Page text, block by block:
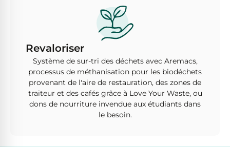
Revaloriser
Système de sur-tri des déchets avec Aremacs,
processus de méthanisation pour les biodéchets
provenant de l'aire de restauration, des zones de
traiteur et des cafés grâce à Love Your Waste, ou
dons de nourriture invendue aux étudiants dans
le besoin.